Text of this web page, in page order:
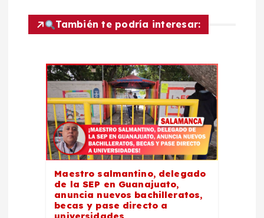
ó
También te podría interesar:
Maestro salmantino, delegado
de la SEP en Guanajuato,
anuncia nuevos bachilleratos,
becas y pase directo a